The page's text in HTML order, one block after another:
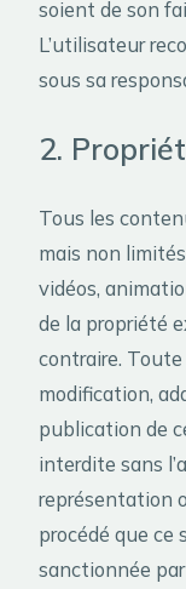
soient de son
L’utilisateur
sous sa
2.
Tous les
mais non
vidéos,
de la propriété
contraire.
modification,
publication de
interdite sans
représentation
procédé que
sanctionnée